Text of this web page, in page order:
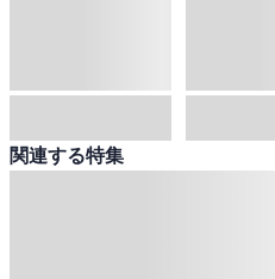
関連する特集